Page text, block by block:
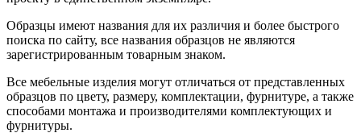
Образцы имеют названия для их различия и более быстрого
поиска по сайту, все названия образцов не являются
зарегистрированным товарным знаком.
Все мебельные изделия могут отличаться от представленных
образцов по цвету, размеру, комплектации, фурнитуре, а также
способами монтажа и производителями комплектующих и
фурнитуры.